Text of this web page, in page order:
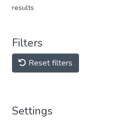
results
Filters
Reset filters
Settings